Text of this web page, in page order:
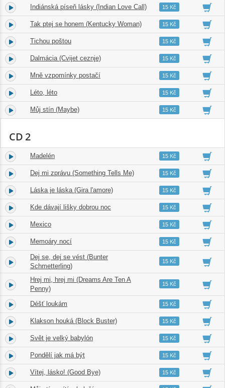
19. Indiánská píseň lásky (Indian Love Call) 03:1315 Kč
20. Tak ptej se honem (Kentucky Woman) 01:5915 Kč
21. Tichou poštou 03:4115 Kč
22. Dalmácia (Cvijet ceznje) 03:4915 Kč
23. Mně vzpomínky postačí 02:5715 Kč
24. Léto, léto 02:0915 Kč
25. Můj stín (Maybe) 02:5915 Kč
CD 2
1. Madelén 04:0215 Kč
2. Dej mi zprávu (Something Tells Me) 02:1015 Kč
3. Láska je láska (Gira l'amore) 02:3715 Kč
4. Kde dávají lišky dobrou noc 02:3115 Kč
5. Mexico 02:5515 Kč
6. Memoáry nocí 03:2715 Kč
7.
Dej se, dej se vést (Bunter
Schmetterling)
03:0615 Kč
8.
Hrej mi, hrej mi (Dreams Are Ten A
Penny)
02:5015 Kč
9. Déšť loukám 03:5615 Kč
10. Klakson houká (Block Buster) 02:3615 Kč
11. Svět je velký babylón 02:3715 Kč
12. Pondělí jak má být 03:4015 Kč
13. Vítej, lásko! (Good Bye) 03:5115 Kč